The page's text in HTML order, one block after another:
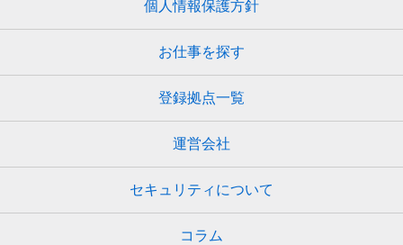
個人情報保護方針
お仕事を探す
登録拠点一覧
運営会社
セキュリティについて
コラム